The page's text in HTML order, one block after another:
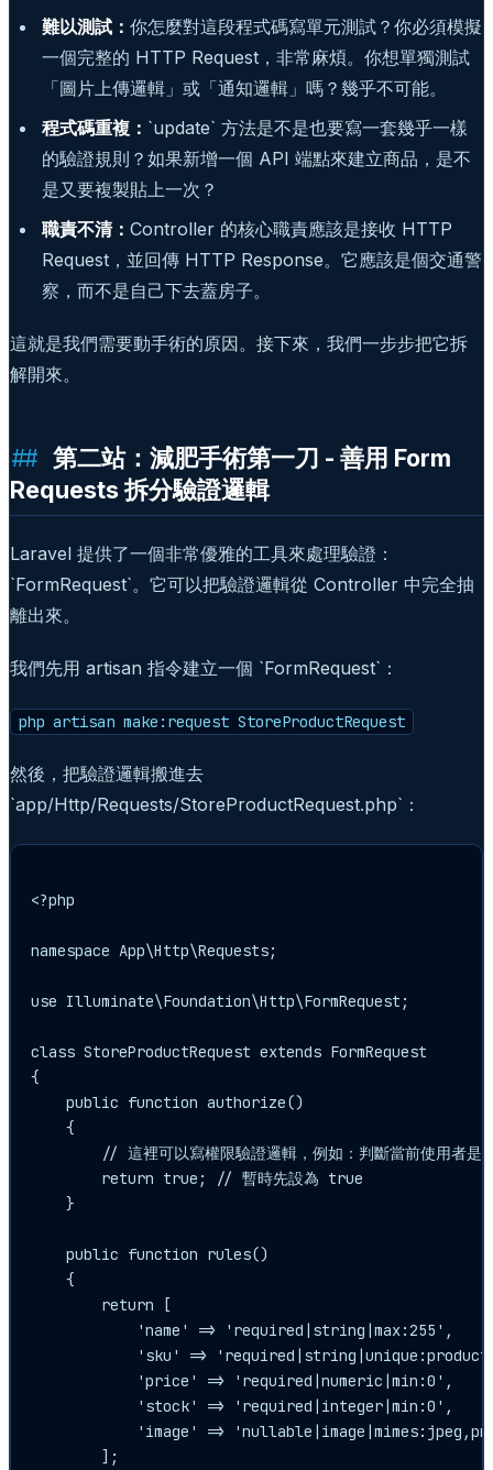
難以測試： 你怎麼對這段程式碼寫單元測試？你必須模擬
一個完整的 HTTP Request，非常麻煩。你想單獨測試
「圖片上傳邏輯」或「通知邏輯」嗎？幾乎不可能。
程式碼重複： `update` 方法是不是也要寫一套幾乎一樣
的驗證規則？如果新增一個 API 端點來建立商品，是不
是又要複製貼上一次？
職責不清： Controller 的核心職責應該是接收 HTTP
Request，並回傳 HTTP Response。它應該是個交通警
察，而不是自己下去蓋房子。
這就是我們需要動手術的原因。接下來，我們一步步把它拆
解開來。
第二站：減肥手術第一刀 - 善用 Form
Requests 拆分驗證邏輯
Laravel 提供了一個非常優雅的工具來處理驗證：
`FormRequest`。它可以把驗證邏輯從 Controller 中完全抽
離出來。
我們先用 artisan 指令建立一個 `FormRequest`：
php artisan make:request StoreProductRequest
然後，把驗證邏輯搬進去
`app/Http/Requests/StoreProductRequest.php`：
<?php
namespace App\Http\Requests;
use Illuminate\Foundation\Http\FormRequest;
class StoreProductRequest extends FormRequest
{
    public function authorize()
    {
// 這裡可以寫權限驗證邏輯，例如：判斷當前使用者是
        return true; // 暫時先設為 true
    }
    public function rules()
    {
        return [
            'name' => 'required|string|max:255',
'sku' =>
            'price' => 'required|numeric|min:0',
            'stock' => 'required|integer|min:0',
'image' =>
        ];